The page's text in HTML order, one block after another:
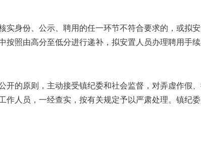
实身份、公示、聘用的任一环节不符合要求的，或拟
按照由高分至低分进行递补，拟安置人员办理聘用手
开的原则，主动接受镇纪委和社会监督，对弄虚作假
作人员，一经查实，按有关规定予以严肃处理。镇纪委